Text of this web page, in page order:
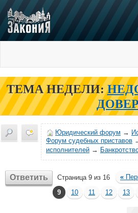
ТЕМА НЕДЕЛИ:
Юридический форум →
Форум судебных приставов
исполнителей →
Ответить Страница 9 из 16 «
9
10 11 12 13